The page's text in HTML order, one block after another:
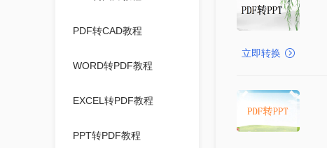
PDF转CAD教程
WORD转PDF教程
EXCEL转PDF教程
PPT转PDF教程
立即转换